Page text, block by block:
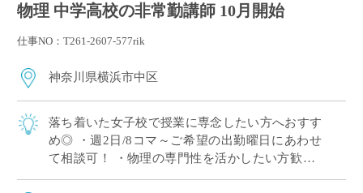
物理 中学高校の非常勤講師 10月開始
仕事NO：T261-2607-577rik
神奈川県横浜市中区
落ち着いた女子校で授業に専念したい方へおすす
め◎ ・週2日/8コマ～ご希望の出勤曜日にあわせ
て相談可！ ・物理の専門性を活かしたい方歓迎♪